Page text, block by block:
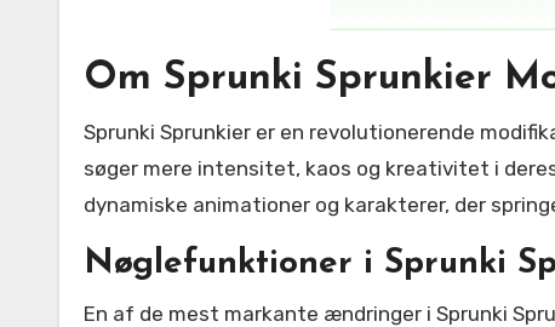
Om Sprunki Sprunkier
Sprunki Sprunkier er en revolutionerende modifikation, der tager den klassiske Sprunki-oplevelse til nye højder. Denne mod er perfekt til spillere, der
søger mere intensitet, kaos og kreativitet i
dynamiske animationer og karakterer, der
Nøglefunktioner i Sprunki
En af de mest markante ændringer i Sprunki